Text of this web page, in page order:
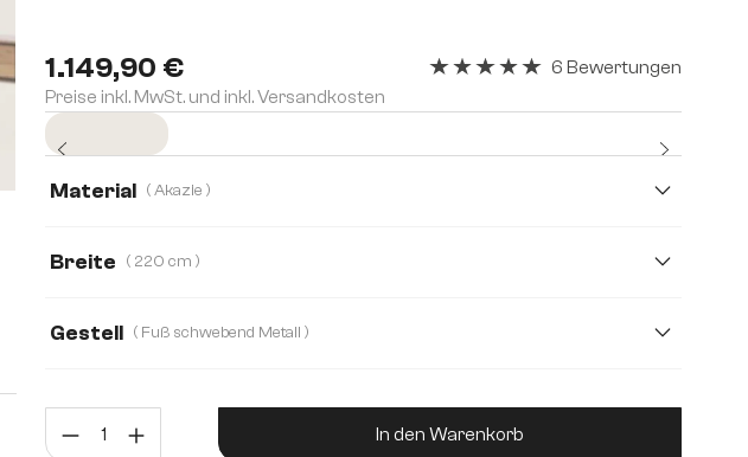
1.149,90 €
Preise inkl. MwSt. und inkl. Versandkosten
6 Bewertungen
Material ( Akazie )
Breite ( 220 cm )
Gestell ( Fuß schwebend Metall )
Produkt Anzahl: Gib den gewünschten Wert
In den Warenkorb